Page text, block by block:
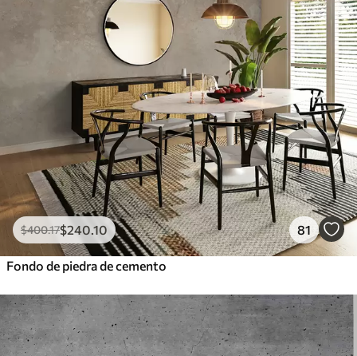
$400.17$240 .10 81
Fondo de piedra de cemento